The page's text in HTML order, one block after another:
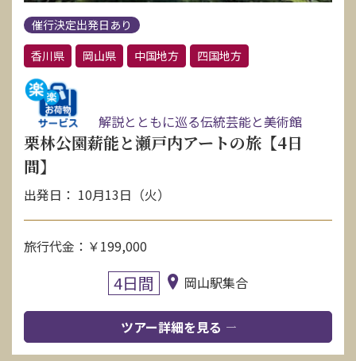
催行決定出発日あり
香川県
岡山県 中国地方 四国地方
解説とともに巡る伝統芸能と美術館
栗林公園薪能と瀬戸内アートの旅【4日
間】
出発日： 10月13日（火）
旅行代金：￥199,000
4日間 岡山駅集合
ツアー詳細を見る